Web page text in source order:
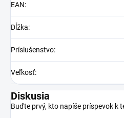
EAN:
Dĺžka:
Príslušenstvo:
Veľkosť:
Diskusia
Buďte prvý, kto napíše príspevok k